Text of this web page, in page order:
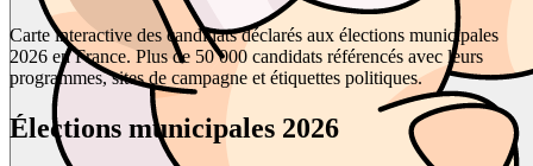
Carte interactive des candidats déclarés aux élections municipales
2026 en France. Plus de 50 000 candidats référencés avec leurs
programmes, sites de campagne et étiquettes politiques.
Élections municipales 2026